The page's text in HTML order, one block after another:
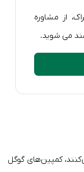
از مشاوره
می شوید.
کمپین‌های گوگل